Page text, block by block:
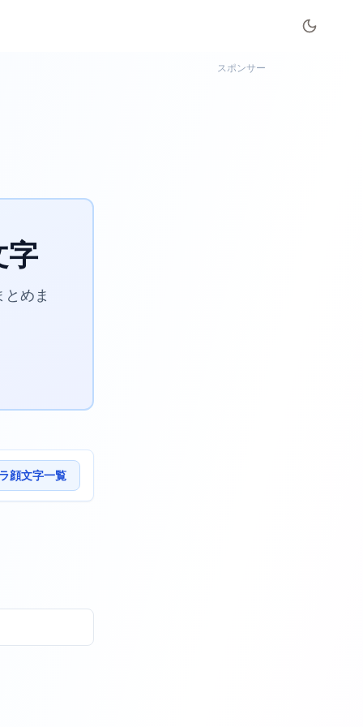
字
めま
顔文字一覧
スポンサー